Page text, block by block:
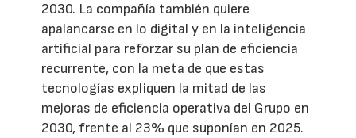
2030. La compañía también quiere
apalancarse en lo digital y en la inteligencia
artificial para reforzar su plan de eficiencia
recurrente, con la meta de que estas
tecnologías expliquen la mitad de las
mejoras de eficiencia operativa del Grupo en
2030, frente al 23% que suponían en 2025.